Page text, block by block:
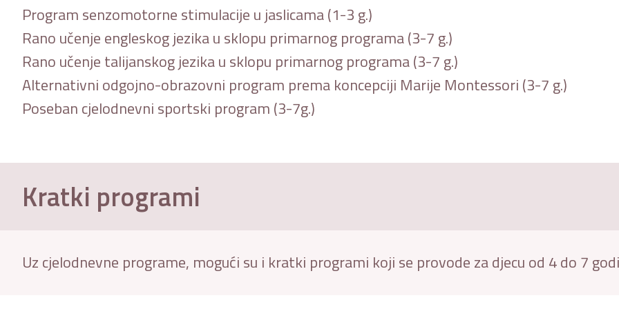
Program senzomotorne stimulacije u jaslicama (1-3 g.)
Rano učenje engleskog jezika u sklopu primarnog programa (3-7 g.)
Rano učenje talijanskog jezika u sklopu primarnog programa (3-7 g.)
Alternativni odgojno-obrazovni program prema koncepciji Marije Montessori (3-7 g.)
Poseban cjelodnevni sportski program (3-7g.)
Kratki programi
Uz cjelodnevne programe, mogući su i kratki programi koji se provode za djecu od 4 do 7